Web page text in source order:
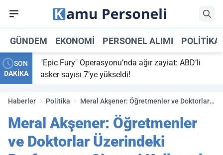
GÜNDEM EKONOMI PERSONEL ALIMI POLITIKA
SON
DAKİKA
"Epic Fury" Operasyonu’nda ağır zayiat: ABD’li
asker sayısı 7’ye yükseldi!
Haberler Politika
Meral Akşener: Öğretmenler ve Doktorlar
Meral Akşener: Öğretmenler
ve Doktorlar Üzerindeki